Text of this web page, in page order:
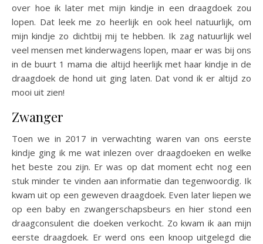
over hoe ik later met mijn kindje in een draagdoek zou
lopen. Dat leek me zo heerlijk en ook heel natuurlijk, om
mijn kindje zo dichtbij mij te hebben. Ik zag natuurlijk wel
veel mensen met kinderwagens lopen, maar er was bij ons
in de buurt 1 mama die altijd heerlijk met haar kindje in de
draagdoek de hond uit ging laten. Dat vond ik er altijd zo
mooi uit zien!
Zwanger
Toen we in 2017 in verwachting waren van ons eerste
kindje ging ik me wat inlezen over draagdoeken en welke
het beste zou zijn. Er was op dat moment echt nog een
stuk minder te vinden aan informatie dan tegenwoordig. Ik
kwam uit op een geweven draagdoek. Even later liepen we
op een baby en zwangerschapsbeurs en hier stond een
draagconsulent die doeken verkocht. Zo kwam ik aan mijn
eerste draagdoek. Er werd ons een knoop uitgelegd die